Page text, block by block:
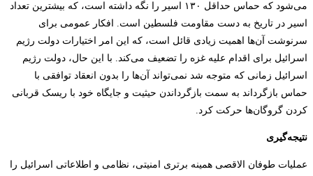
می­‌شود که حماس حداقل ۱۳۰ اسیر را نگه داشته است، که بیشترین تعداد
اسیر در تاریخ به دست مقاومت فلسطین است. افکار عمومی برای
سرنوشت آن­‌ها اهمیت زیادی قائل است، که این امر اختیارات دولت رژیم
اسرائیل برای اقدام علیه غزه را تضعیف می‌­کند. با این حال، دولت رژیم
اسرائیل زمانی که متوجه شد نمی‌­تواند آن‌­ها را بدون انعقاد توافقی با
حماس بازگرداند به سمت بازگرداندن حیثیت و جایگاه خود با ریسک قربانی
کردن گروگان­‌ها حرکت کرد.
نتیجه‌­گیری
عملیات طوفان الاقصی همینه برتری امنیتی، نظامی و اطلاعاتی اسرائیل را